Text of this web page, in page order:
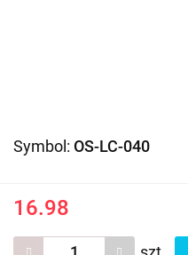
Symbol: OS-LC-040
16.98